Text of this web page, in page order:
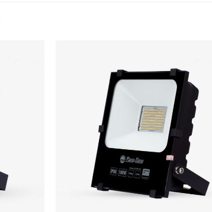
Đèn LED Rạng Đôngkhông chứa thủy
trường. Sản phẩm được thiết kế theo
5. Khả Năng Chống Chịu
Với chỉ số bảo vệ IP65,đèn pha LED
không gian trong nhà và ngoài trời mà